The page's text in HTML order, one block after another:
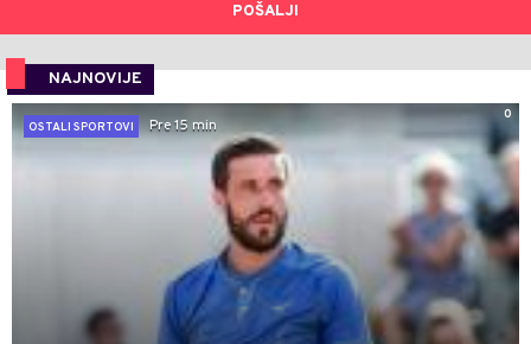
POŠALJI
NAJNOVIJE
0
OSTALI SPORTOVI
Pre 15 min